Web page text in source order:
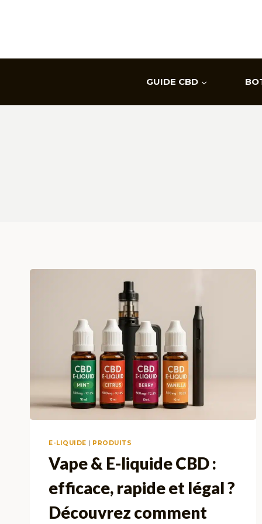
GUIDE CBD
E-LIQUIDE PRODUITS
Vape & E-liquide CBD :
efficace, rapide et légal ?
Découvrez comment